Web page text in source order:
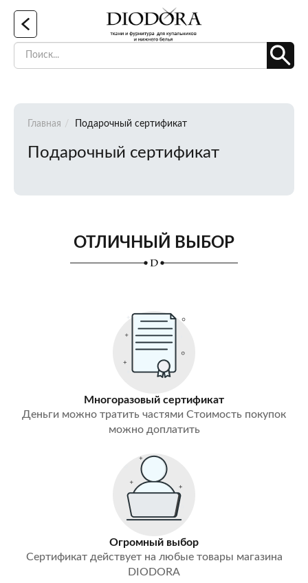
Главная Подарочный сертификат
Подарочный сертификат
ОТЛИЧНЫЙ ВЫБОР
Многоразовый сертификат
Деньги можно тратить частями Стоимость покупок
можно доплатить
Огромный выбор
Сертификат действует на любые товары магазина
DIODORA